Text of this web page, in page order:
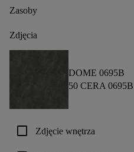
Zasoby
Zdjęcia
DOME 0695B
50 CERA 0695B
check_box_outline_blank Zdjęcie wnętrza